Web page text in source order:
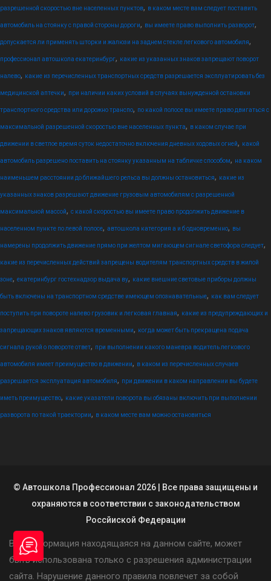
разрешенной скоростью вне населенных пунктов, в каком месте вам следует поставить
автомобиль на стоянку с правой стороны дороги, вы имеете право выполнить разворот,
допускается ли применять шторки и жалюзи на заднем стекле легкового автомобиля,
профессионал автошкола екатеринбург, какие из указанных знаков запрещают поворот
налево, какие из перечисленных транспортных средств разрешается эксплуатировать без
медицинской аптечки, при наличии каких условий в случаях вынужденной остановки
транспортного средства или дорожно транспо, по какой полосе вы имеете право двигаться с
максимальной разрешенной скоростью вне населенных пункта, в каком случае при
движении в светлое время суток недостаточно включения дневных ходовых огней, какой
автомобиль разрешено поставить на стоянку указанным на табличке способом, на каком
наименьшем расстоянии до ближайшего рельса вы должны остановиться, какие из
указанных знаков разрешают движение грузовым автомобилям с разрешенной
максимальной массой, с какой скоростью вы имеете право продолжить движение в
населенном пункте по левой полосе, автошкола категория а и б одновременно, вы
намерены продолжить движение прямо при желтом мигающем сигнале светофора следует,
какие из перечисленных действий запрещены водителям транспортных средств в жилой
зоне, екатеринбург гостехнадзор выдача ву, какие внешние световые приборы должны
быть включены на транспортном средстве имеющем опознавательные, как вам следует
поступить при повороте налево грузовик и легковая главная, какие из предупреждающих и
запрещающих знаков являются временными, когда может быть прекращена подача
сигнала рукой о повороте ответ, при выполнении какого маневра водитель легкового
автомобиля имеет преимущество в движении, в каком из перечисленных случаев
разрешается эксплуатация автомобиля, при движении в каком направлении вы будете
иметь преимущество, какие указатели поворота вы обязаны включить при выполнении
разворота по такой траектории, в каком месте вам можно остановиться
© Автошкола Профессионал 2026 | Все права защищены и
охраняются в соответствии с законодательством
Россйиской Федерации
Вся информация находящаяся на данном сайте, может
быть использована только с разрешения администрации
сайта. Нарушение данного правила повлечет за собой